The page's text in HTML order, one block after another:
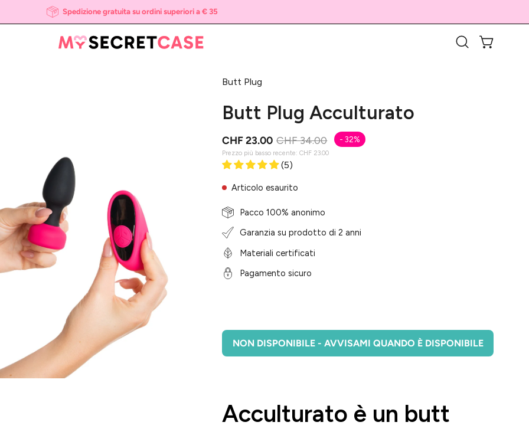
Spedizione gratuita su ordini superiori a € 35
Apri
APRI
Butt Plug
Butt Plug Acculturato
CHF 23.00 CHF 34.00 -32%
Prezzo più basso recente: CHF 23.00
(5)
Articolo esaurito
Pacco 100% anonimo
Garanzia su prodotto di 2 anni
Materiali certificati
Pagamento sicuro
NON DISPONIBILE - AVVISAMI QUANDO È DISPONIBILE
Acculturato è un butt